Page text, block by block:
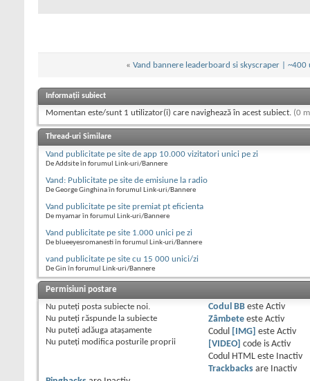
« Vand bannere leaderboard si skyscraper | ~400
Informații subiect
Momentan este/sunt 1 utilizator(i) care navighează în acest subiect. (0
Thread-uri Similare
Vand publicitate pe site de app 10.000 vizitatori unici pe zi
De Addsite în forumul Link-uri/Bannere
Vand: Publicitate pe site de emisiune la radio
De George Ginghina în forumul Link-uri/Bannere
Vand publicitate pe site premiat pt eficienta
De myamar în forumul Link-uri/Bannere
Vand publicitate pe site 1.000 unici pe zi
De blueeyesromanesti în forumul Link-uri/Bannere
vand publicitate pe site cu 15 000 unici/zi
De Gin în forumul Link-uri/Bannere
Permisiuni postare
Nu puteţi posta subiecte noi.
Nu puteţi răspunde la subiecte
Nu puteţi adăuga ataşamente
Nu puteţi modifica posturile proprii
Codul BBeste Activ
Zâmbeteeste Activ
Codul
[IMG] este Activ
[VIDEO]
code is Activ
Codul HTML este
Inactiv
Trackbacksare
Inactiv